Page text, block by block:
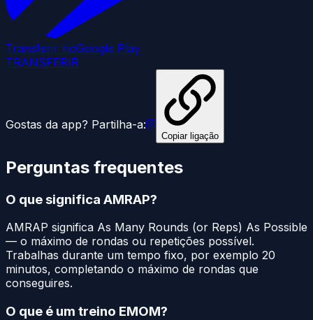
Transferir noGoogle Play
TRANSFERIR
Gostas da app? Partilha-a:
Copiar ligação
Perguntas frequentes
O que significa AMRAP?
AMRAP significa As Many Rounds (or Reps) As Possible
— o máximo de rondas ou repetições possível.
Trabalhas durante um tempo fixo, por exemplo 20
minutos, completando o máximo de rondas que
conseguires.
O que é um treino EMOM?